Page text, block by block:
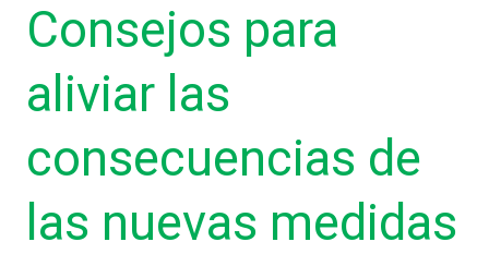
Consejos para
aliviar las
consecuencias de
las nuevas medidas
aliviar
las
de
nuevas
medidas
higiénicas